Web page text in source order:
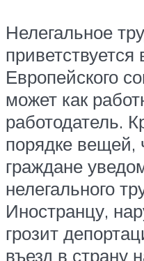
Нелегальное
приветствуется
Европейского
может как
работодатель.
порядке вещей,
граждане
нелегального
Иностранцу,
грозит
въезд в страну